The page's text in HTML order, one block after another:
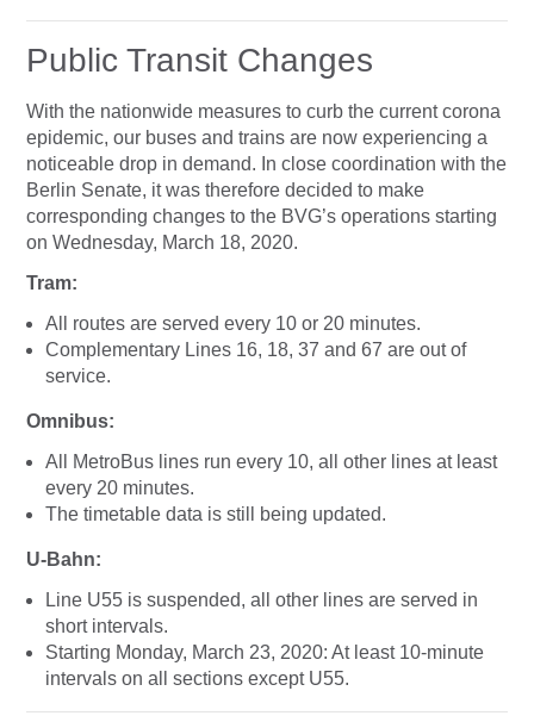
Public Transit Changes
With the nationwide measures to curb the current corona
epidemic, our buses and trains are now experiencing a
noticeable drop in demand. In close coordination with the
Berlin Senate, it was therefore decided to make
corresponding changes to the BVG’s operations starting
on Wednesday, March 18, 2020.
Tram:
All routes are served every 10 or 20 minutes.
Complementary Lines 16, 18, 37 and 67 are out of
service.
Omnibus:
All MetroBus lines run every 10, all other lines at least
every 20 minutes.
The timetable data is still being updated.
U-Bahn:
Line U55 is suspended, all other lines are served in
short intervals.
Starting Monday, March 23, 2020: At least 10-minute
intervals on all sections except U55.